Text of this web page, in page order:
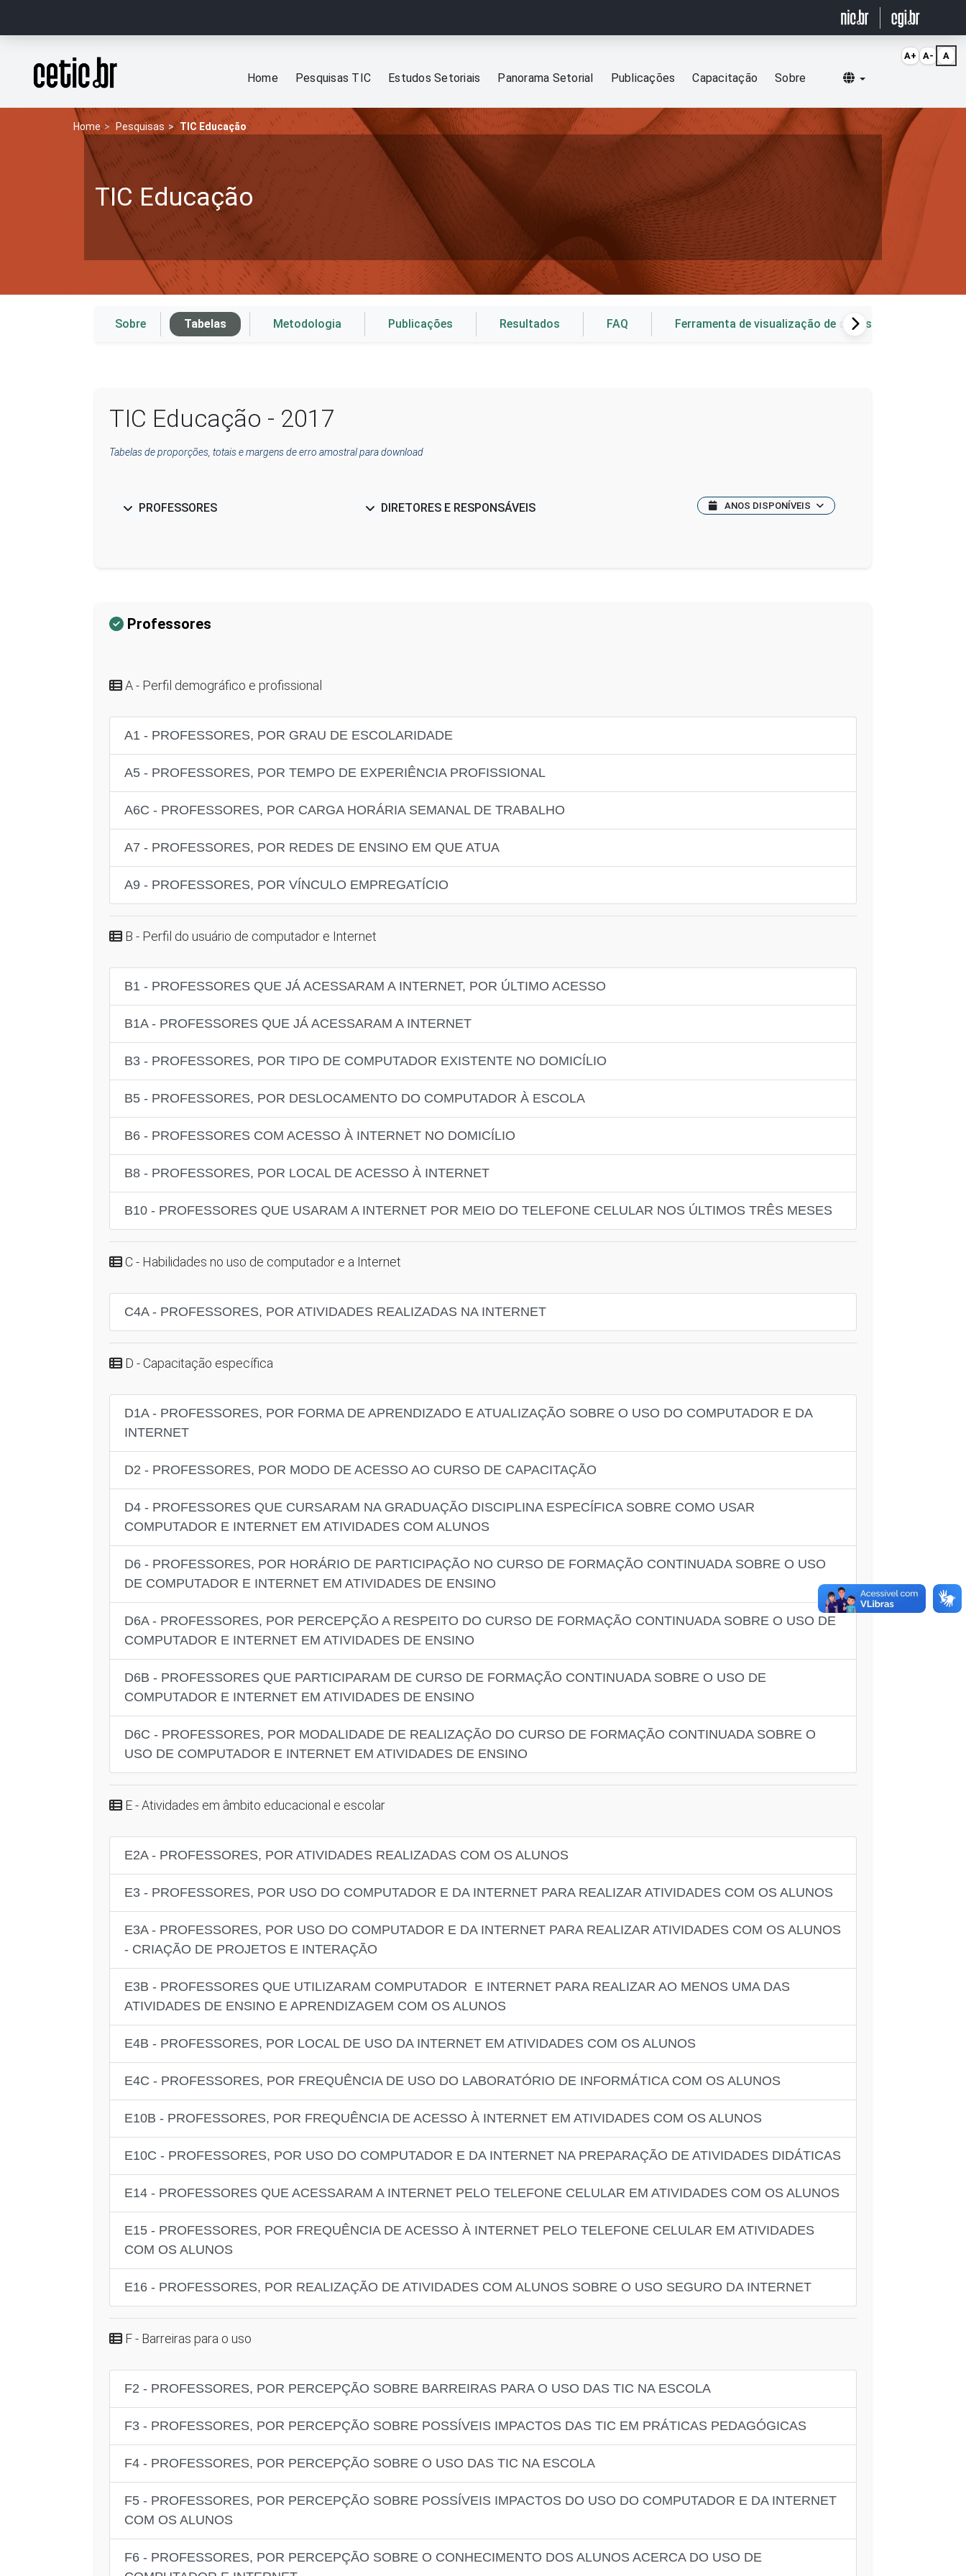
Página inicial
Home Pesquisas TIC Estudos Setoriais Panorama Setorial Publicações Capacitação Sobre Selecionar idioma
Home Pesquisas TIC Educação
TIC Educação
Sobre Tabelas Metodologia Publicações Resultados FAQ Ferramenta de visualização de dados
TIC Educação - 2017
Tabelas de proporções, totais e margens de erro amostral para download
PROFESSORES DIRETORES E RESPONSÁVEIS ANOS DISPONÍVEIS
Professores
A - Perfil demográfico e profissional
A1 - PROFESSORES, POR GRAU DE ESCOLARIDADE
A5 - PROFESSORES, POR TEMPO DE EXPERIÊNCIA PROFISSIONAL
A6C - PROFESSORES, POR CARGA HORÁRIA SEMANAL DE TRABALHO
A7 - PROFESSORES, POR REDES DE ENSINO EM QUE ATUA
A9 - PROFESSORES, POR VÍNCULO EMPREGATÍCIO
B - Perfil do usuário de computador e Internet
B1 - PROFESSORES QUE JÁ ACESSARAM A INTERNET, POR ÚLTIMO ACESSO
B1A - PROFESSORES QUE JÁ ACESSARAM A INTERNET
B3 - PROFESSORES, POR TIPO DE COMPUTADOR EXISTENTE NO DOMICÍLIO
B5 - PROFESSORES, POR DESLOCAMENTO DO COMPUTADOR À ESCOLA
B6 - PROFESSORES COM ACESSO À INTERNET NO DOMICÍLIO
B8 - PROFESSORES, POR LOCAL DE ACESSO À INTERNET
B10 - PROFESSORES QUE USARAM A INTERNET POR MEIO DO TELEFONE CELULAR NOS ÚLTIMOS TRÊS MESES
C - Habilidades no uso de computador e a Internet
C4A - PROFESSORES, POR ATIVIDADES REALIZADAS NA INTERNET
D - Capacitação específica
D1A - PROFESSORES, POR FORMA DE APRENDIZADO E ATUALIZAÇÃO SOBRE O USO DO COMPUTADOR E DA
INTERNET
D2 - PROFESSORES, POR MODO DE ACESSO AO CURSO DE CAPACITAÇÃO
D4 - PROFESSORES QUE CURSARAM NA GRADUAÇÃO DISCIPLINA ESPECÍFICA SOBRE COMO USAR
COMPUTADOR E INTERNET EM ATIVIDADES COM ALUNOS
D6 - PROFESSORES, POR HORÁRIO DE PARTICIPAÇÃO NO CURSO DE FORMAÇÃO CONTINUADA SOBRE O USO
DE COMPUTADOR E INTERNET EM ATIVIDADES DE ENSINO
D6A - PROFESSORES, POR PERCEPÇÃO A RESPEITO DO CURSO DE FORMAÇÃO CONTINUADA SOBRE O USO DE
COMPUTADOR E INTERNET EM ATIVIDADES DE ENSINO
D6B - PROFESSORES QUE PARTICIPARAM DE CURSO DE FORMAÇÃO CONTINUADA SOBRE O USO DE
COMPUTADOR E INTERNET EM ATIVIDADES DE ENSINO
D6C - PROFESSORES, POR MODALIDADE DE REALIZAÇÃO DO CURSO DE FORMAÇÃO CONTINUADA SOBRE O
USO DE COMPUTADOR E INTERNET EM ATIVIDADES DE ENSINO
E - Atividades em âmbito educacional e escolar
E2A - PROFESSORES, POR ATIVIDADES REALIZADAS COM OS ALUNOS
E3 - PROFESSORES, POR USO DO COMPUTADOR E DA INTERNET PARA REALIZAR ATIVIDADES COM OS ALUNOS
E3A - PROFESSORES, POR USO DO COMPUTADOR E DA INTERNET PARA REALIZAR ATIVIDADES COM OS ALUNOS
- CRIAÇÃO DE PROJETOS E INTERAÇÃO
E3B - PROFESSORES QUE UTILIZARAM COMPUTADOR E INTERNET PARA REALIZAR AO MENOS UMA DAS
ATIVIDADES DE ENSINO E APRENDIZAGEM COM OS ALUNOS
E4B - PROFESSORES, POR LOCAL DE USO DA INTERNET EM ATIVIDADES COM OS ALUNOS
E4C - PROFESSORES, POR FREQUÊNCIA DE USO DO LABORATÓRIO DE INFORMÁTICA COM OS ALUNOS
E10B - PROFESSORES, POR FREQUÊNCIA DE ACESSO À INTERNET EM ATIVIDADES COM OS ALUNOS
E10C - PROFESSORES, POR USO DO COMPUTADOR E DA INTERNET NA PREPARAÇÃO DE ATIVIDADES DIDÁTICAS
E14 - PROFESSORES QUE ACESSARAM A INTERNET PELO TELEFONE CELULAR EM ATIVIDADES COM OS ALUNOS
E15 - PROFESSORES, POR FREQUÊNCIA DE ACESSO À INTERNET PELO TELEFONE CELULAR EM ATIVIDADES
COM OS ALUNOS
E16 - PROFESSORES, POR REALIZAÇÃO DE ATIVIDADES COM ALUNOS SOBRE O USO SEGURO DA INTERNET
F - Barreiras para o uso
F2 - PROFESSORES, POR PERCEPÇÃO SOBRE BARREIRAS PARA O USO DAS TIC NA ESCOLA
F3 - PROFESSORES, POR PERCEPÇÃO SOBRE POSSÍVEIS IMPACTOS DAS TIC EM PRÁTICAS PEDAGÓGICAS
F4 - PROFESSORES, POR PERCEPÇÃO SOBRE O USO DAS TIC NA ESCOLA
F5 - PROFESSORES, POR PERCEPÇÃO SOBRE POSSÍVEIS IMPACTOS DO USO DO COMPUTADOR E DA INTERNET
COM OS ALUNOS
F6 - PROFESSORES, POR PERCEPÇÃO SOBRE O CONHECIMENTO DOS ALUNOS ACERCA DO USO DE
A+ A- A